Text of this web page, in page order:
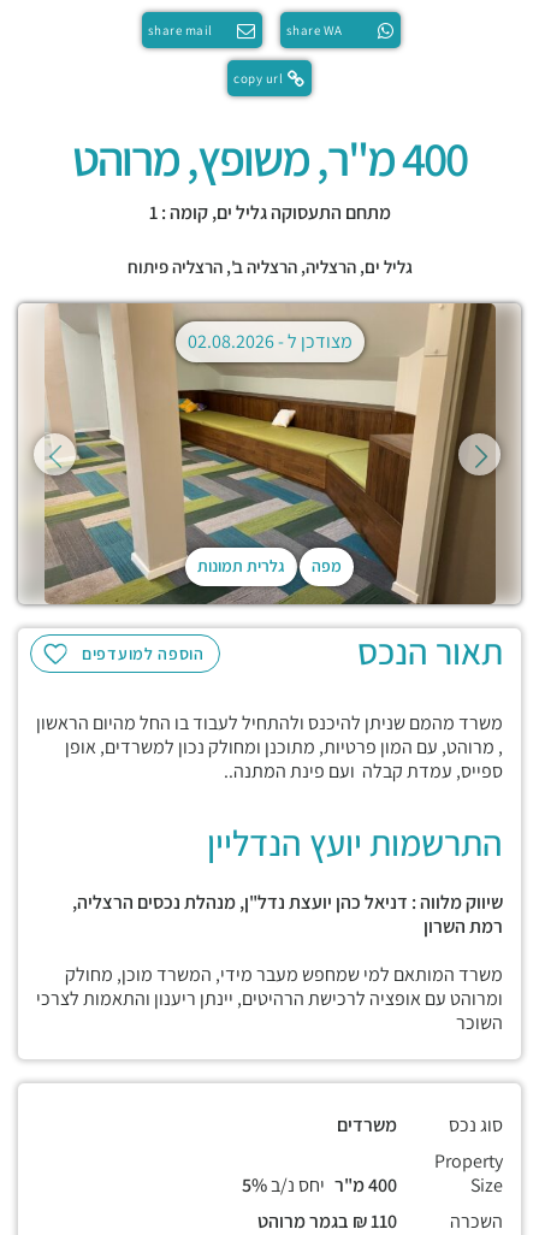
share WA
share mail
copy url
400 מ"ר, משופץ, מרוהט
מתחם התעסוקה גליל ים, קומה : 1
גליל ים,הרצליה,הרצליה ב',הרצליה פיתוח
מפה גלרית תמונות
מצודכן ל -02.08.2026
הוספה למועדפים תאור הנכס
משרד מהמם שניתן להיכנס ולהתחיל לעבוד בו החל מהיום הראשון
, מרוהט, עם המון פרטיות, מתוכנן ומחולק נכון למשרדים, אופן
ספייס, עמדת קבלה ועם פינת המתנה..
התרשמות יועץ הנדליין
שיווק מלווה : דניאל כהן יועצת נדל"ן, מנהלת נכסים הרצליה,
רמת השרון
משרד המותאם למי שמחפש מעבר מידי, המשרד מוכן, מחולק
ומרוהט עם אופציה לרכישת הרהיטים, יינתן ריענון והתאמות לצרכי
השוכר
סוג נכס
משרדים
Property
Size
יחס נ/ב
השכרה